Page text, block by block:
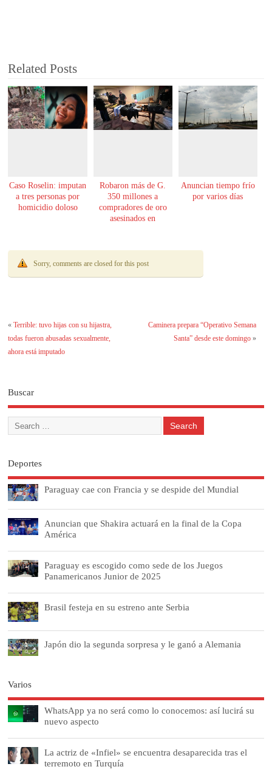
Related Posts
Caso Roselin: imputan
a tres personas por
homicidio doloso
Robaron más de G.
350 millones a
compradores de oro
asesinados en
Anuncian tiempo frío
por varios días
Sorry, comments are closed for this post
«Terrible: tuvo hijas con su hijastra,
todas fueron abusadas sexualmente,
ahora está imputado
Caminera prepara “Operativo Semana
Santa” desde este domingo»
Buscar
Deportes
Paraguay cae con Francia y se despide del Mundial
Anuncian que Shakira actuará en la final de la Copa
América
Paraguay es escogido como sede de los Juegos
Panamericanos Junior de 2025
Brasil festeja en su estreno ante Serbia
Japón dio la segunda sorpresa y le ganó a Alemania
Varios
WhatsApp ya no será como lo conocemos: así lucirá su
nuevo aspecto
La actriz de «Infiel» se encuentra desaparecida tras el
terremoto en Turquía